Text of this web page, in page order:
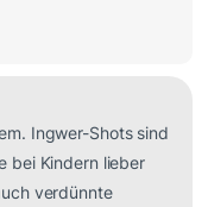
Ingwer-Shots sind
bei Kindern lieber
verdünnte